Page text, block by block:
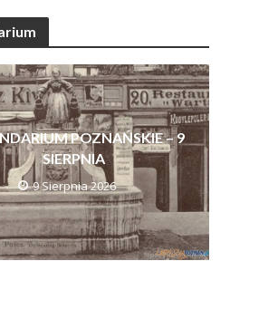
POZNAŃSKIE – 9
SIERPNIA
9 Sierpnia 2026